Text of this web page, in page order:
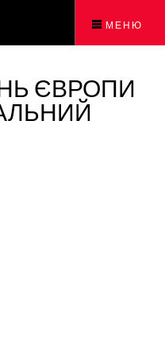
МЕНЮ
ЄВРОПИ